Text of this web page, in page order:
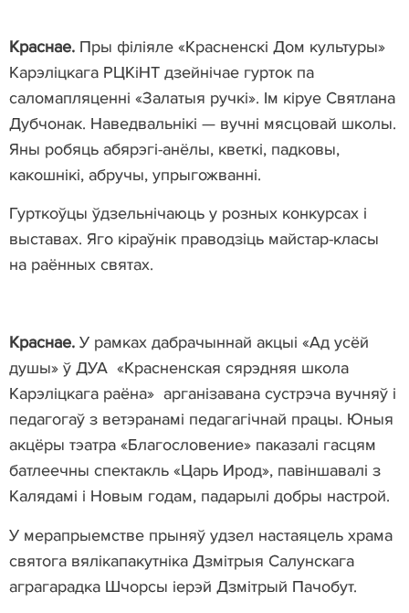
Краснае. Пры філіяле «Красненскі Дом культуры»
Карэліцкага РЦКіНТ дзейнічае гурток па
саломапляценні «Залатыя ручкі». Ім кіруе Святлана
Дубчонак. Наведвальнікі — вучні мясцовай школы.
Яны робяць абярэгі-анёлы, кветкі, падковы,
какошнікі, абручы, упрыгожванні.
Гурткоўцы ўдзельнічаюць у розных конкурсах і
выставах. Яго кіраўнік праводзіць майстар-класы
на раённых святах.
Краснае. У рамках дабрачыннай акцыі «Ад усёй
душы» ў ДУА «Красненская сярэдняя школа
Карэліцкага раёна» арганізавана сустрэча вучняў і
педагогаў з ветэранамі педагагічнай працы. Юныя
акцёры тэатра «Благословение» паказалі гасцям
батлеечны спектакль «Царь Ирод», павіншавалі з
Калядамі і Новым годам, падарылі добры настрой.
У мерапрыемстве прыняў удзел настаяцель храма
святога вялікапакутніка Дзмітрыя Салунскага
аграгарадка Шчорсы іерэй Дзмітрый Пачобут.